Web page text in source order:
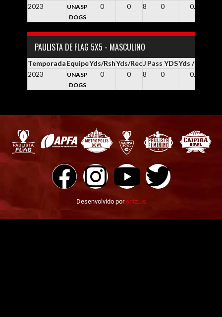
2023
UNASP
DOGS
0 0 8 0 0.0
PAULISTA DE FLAG 5X5 - MASCULINO
TemporadaEquipeYds/RshYds/RecJ Pass YDSYds / Pass
2023
UNASP
DOGS
0 0 8 0 0.0
Desenvolvido porsntz.us